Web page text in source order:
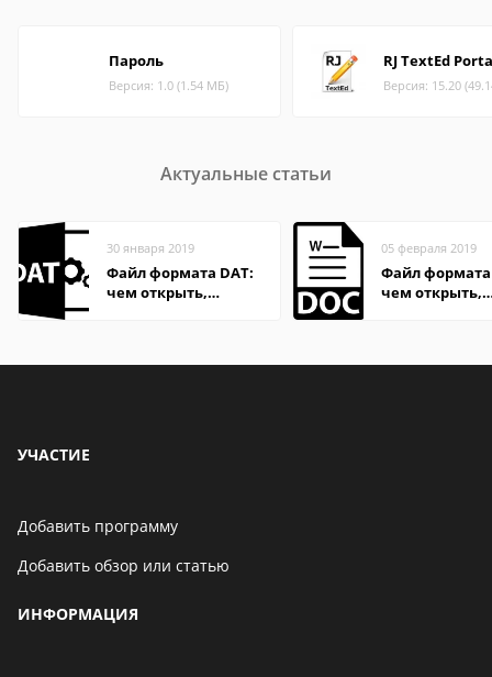
Пароль
Версия: 1.0 (1.54 МБ)
RJ TextEd
Версия: 15.20
Актуальные статьи
30 января 2019
Файл формата DAT:
чем открыть,
05 февраля 2019
Файл формата
чем открыть,
УЧАСТИЕ
Добавить программу
Добавить обзор или статью
ИНФОРМАЦИЯ